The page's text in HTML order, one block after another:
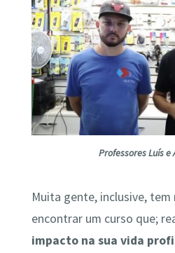
Professores Luís e
Muita gente, inclusive,
encontrar um curso que;
impacto na sua vida